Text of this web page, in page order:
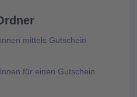
mittels Gutschein
für einen Gutschein